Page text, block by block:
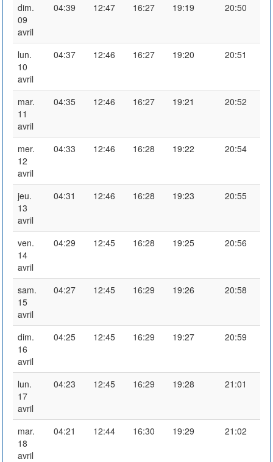
dim.
09
avril
04:39 12:47 16:27 19:19 20:50
lun.
10
avril
04:37 12:46 16:27 19:20 20:51
mar.
11
avril
04:35 12:46 16:27 19:21 20:52
mer.
12
avril
04:33 12:46 16:28 19:22 20:54
jeu.
13
avril
04:31 12:46 16:28 19:23 20:55
ven.
14
avril
04:29 12:45 16:28 19:25 20:56
sam.
15
avril
04:27 12:45 16:29 19:26 20:58
dim.
16
avril
04:25 12:45 16:29 19:27 20:59
lun.
17
avril
04:23 12:45 16:29 19:28 21:01
mar.
18
avril
04:21 12:44 16:30 19:29 21:02